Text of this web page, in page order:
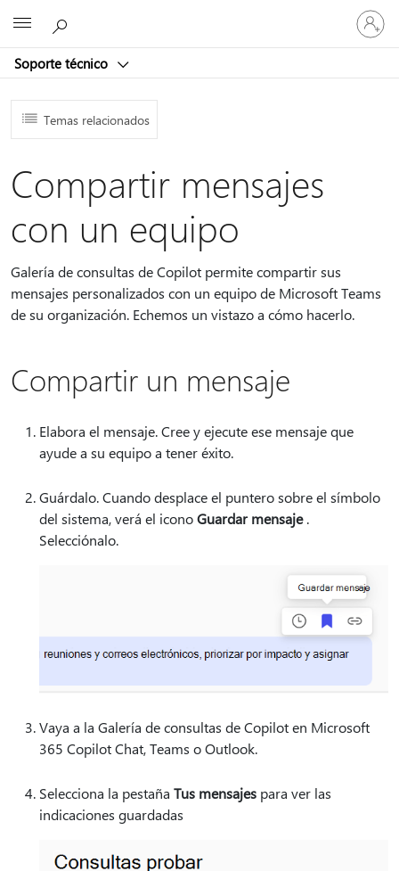
Soporte técnico
Iniciar
sesión
en
cuenta
Temas relacionados
Compartir mensajes
con un equipo
Galería de consultas de Copilot permite compartir sus
mensajes personalizados con un equipo de Microsoft Teams
de su organización. Echemos un vistazo a cómo hacerlo.
Compartir un mensaje
Elabora el mensaje. Cree y ejecute ese mensaje que
ayude a su equipo a tener éxito.
Guárdalo. Cuando desplace el puntero sobre el símbolo
del sistema, verá el iconoGuardar mensaje.
Selecciónalo.
Vaya a la Galería de consultas de Copilot en Microsoft
365 Copilot Chat, Teams o Outlook.
Selecciona la pestaña Tus mensajes para ver las
indicaciones guardadas